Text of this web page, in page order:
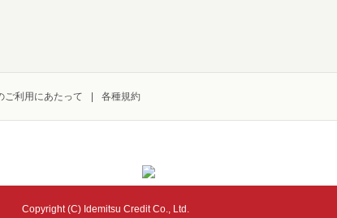
ご利用にあたって 各種規約
Copyright (C) Idemitsu Credit Co., Ltd.